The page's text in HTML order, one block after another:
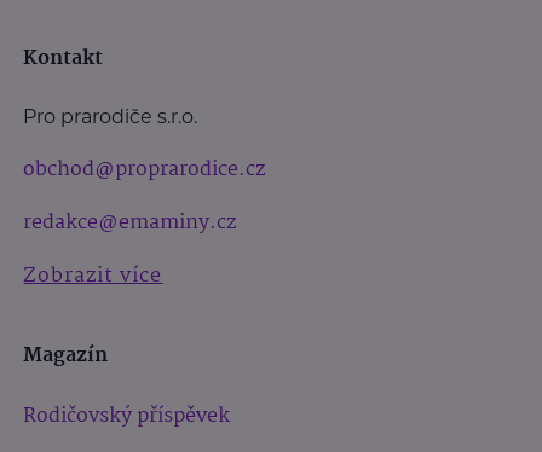
Kontakt
Pro prarodiče s.r.o.
obchod@proprarodice.cz
redakce@emaminy.cz
Zobrazit více
Magazín
Rodičovský příspěvek